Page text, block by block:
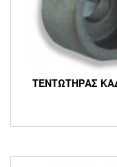
ΤΕΝΤΩΤΗΡΑΣ